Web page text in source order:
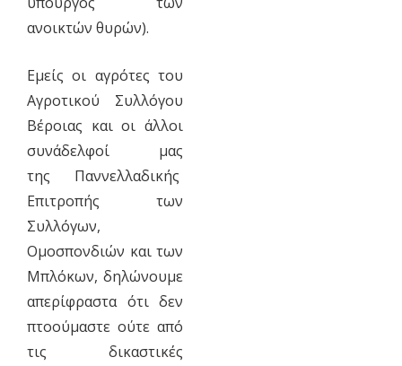
ανοικτών θυρών).
Εμείς οι αγρότες του
Αγροτικού Συλλόγου
Βέροιας και οι άλλοι
συνάδελφοί μας
της Παννελλαδικής
Επιτροπής των
Συλλόγων,
Ομοσπονδιών και των
Μπλόκων, δηλώνουμε
απερίφραστα ότι δεν
πτοούμαστε ούτε από
τις δικαστικές